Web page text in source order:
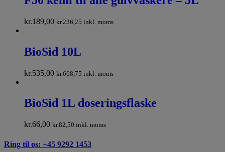
kr.189,00 kr.236,25 inkl. moms
BioSid 10L
kr.535,00 kr.668,75 inkl. moms
BioSid 1L doseringsflaske
kr.66,00 kr.82,50 inkl. moms
Ring til os: +45 9292 1453